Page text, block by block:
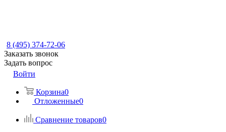
8 (495) 374-72-06
Заказать звонок
Задать вопрос
Войти
Корзина0
Отложенные0
Сравнение товаров0